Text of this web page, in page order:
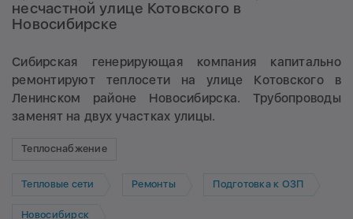
несчастной улице Котовского в
Новосибирске
Сибирская генерирующая компания капитально
ремонтируют теплосети на улице Котовского в
Ленинском районе Новосибирска. Трубопроводы
заменят на двух участках улицы.
Теплоснабжение
Тепловые сети Ремонты Подготовка к ОЗП
Новосибирск